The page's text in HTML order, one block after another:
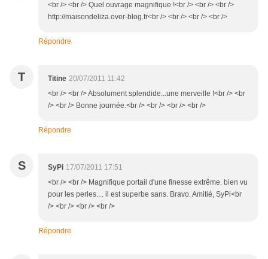
<br /> <br /> Quel ouvrage magnifique !<br /> <br /> <br />
http://maisondeliza.over-blog.fr<br /> <br /> <br /> <br />
Répondre
T Titine 20/07/2011 11:42
<br /> <br /> Absolument splendide...une merveille !<br /> <br
/> <br /> Bonne journée.<br /> <br /> <br /> <br />
Répondre
S SyPi 17/07/2011 17:51
<br /> <br /> Magnifique portail d'une finesse extrême. bien vu
pour les perles.... il est superbe sans. Bravo. Amitié, SyPi<br
/> <br /> <br /> <br />
Répondre